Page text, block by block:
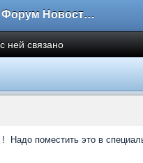
Форум Новостройки
ней связано
! Надо поместить это в